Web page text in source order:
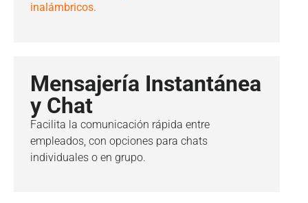
inalámbricos.
Mensajería Instantánea
y Chat
Facilita la comunicación rápida entre
empleados, con opciones para chats
individuales o en grupo.